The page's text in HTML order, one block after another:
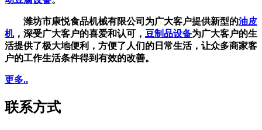
潍坊市康悦食品机械有限公司为广大客户提供新型的油皮
机，深受广大客户的喜爱和认可， 豆制品设备为广大客户的生
活提供了极大地便利，方便了人们的日常生活，让众多商家客
户的工作生活条件得到有效的改善。
更多..
联系方式